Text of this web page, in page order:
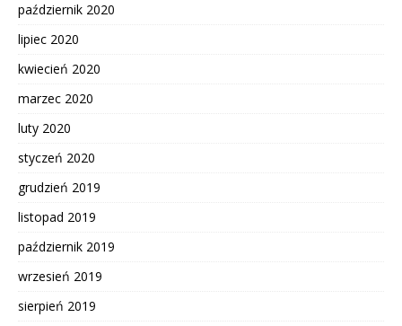
październik 2020
lipiec 2020
kwiecień 2020
marzec 2020
luty 2020
styczeń 2020
grudzień 2019
listopad 2019
październik 2019
wrzesień 2019
sierpień 2019